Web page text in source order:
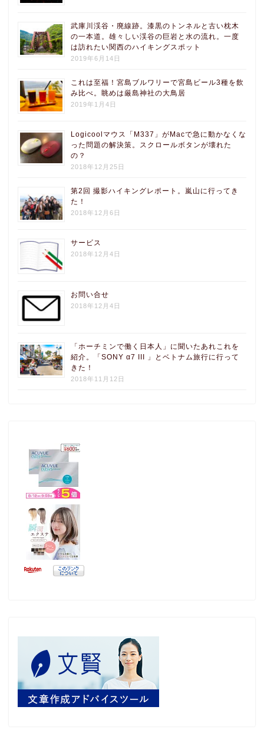
武庫川渓谷・廃線跡。漆黒のトンネルと古い枕木
の一本道。雄々しい渓谷の巨岩と水の流れ。一度
は訪れたい関西のハイキングスポット
2019年6月14日
これは至福！宮島ブルワリーで宮島ビール3種を飲
み比べ。眺めは厳島神社の大鳥居
2019年1月4日
Logicoolマウス「M337」がMacで急に動かなくな
った問題の解決策。スクロールボタンが壊れた
の？
2018年12月25日
第2回 撮影ハイキングレポート。嵐山に行ってき
た！
2018年12月6日
サービス
2018年12月4日
お問い合せ
2018年12月4日
「ホーチミンで働く日本人」に聞いたあれこれを
紹介。「SONY α7 III 」とベトナム旅行に行って
きた！
2018年11月12日